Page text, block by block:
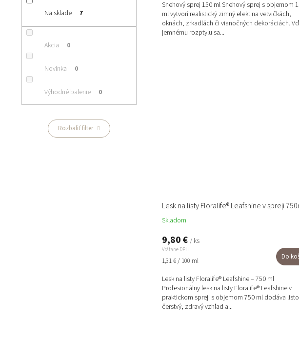
Na sklade 7
Akcia 0
Novinka 0
Výhodné balenie 0
Rozbaliť filter
Snehový sprej 150 ml Snehový sprej s objemom
ml vytvorí realistický zimný efekt na vetvičkách,
oknách, zrkadlách či vianočných dekoráciách.
jemnému rozptylu sa...
Lesk na listy Floralife® Leafshine v spreji
Skladom
9,80 € / ks
Vrátane DPH
Jednotková
1,31 € / 100 ml Do
Lesk na listy Floralife® Leafshine – 750 ml
Profesionálny lesk na listy Floralife® Leafshine v
praktickom spreji s objemom 750 ml dodáva
čerstvý, zdravý vzhľad a...